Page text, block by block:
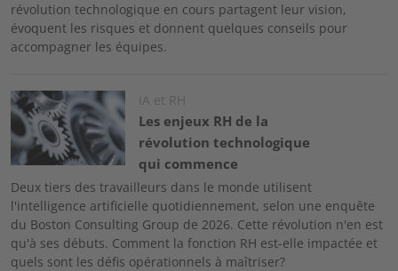
révolution technologique en cours partagent leur vision,
évoquent les risques et donnent quelques conseils pour
accompagner les équipes.
Image IA et RH
Les enjeux RH de la
révolution technologique
qui commence
Deux tiers des travailleurs dans le monde utilisent
l'intelligence artificielle quotidiennement, selon une enquête
du Boston Consulting Group de 2026. Cette révolution n'en est
qu'à ses débuts. Comment la fonction RH est-elle impactée et
quels sont les défis opérationnels à maîtriser?